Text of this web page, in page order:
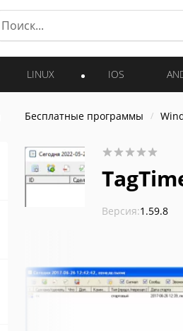
LINUX IOS
Бесплатные программы
Версия:1.59.8